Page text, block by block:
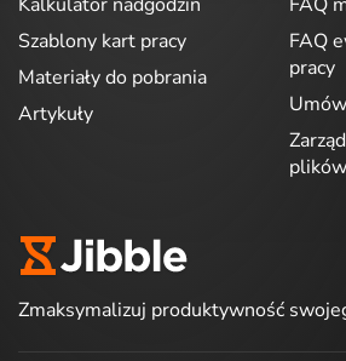
Szablony kart pracy
Materiały do pobrania
Artykuły
FAQ
pracy
Zmaksymalizuj produktywność